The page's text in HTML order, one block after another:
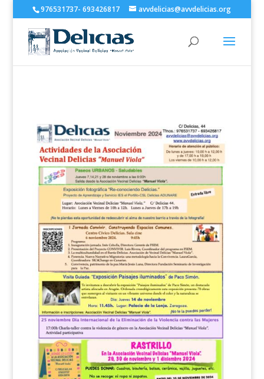
976531737- 693426817 avvdelicias@avvdelicias.org